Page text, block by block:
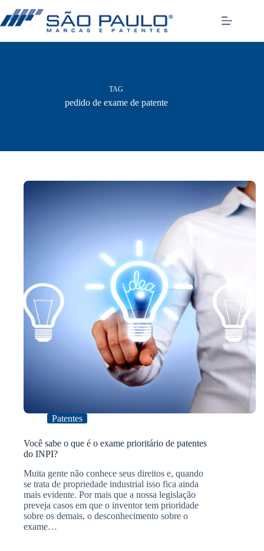
para
o
TAG
pedido de exame de patente
Patentes
Você sabe o que é o exame prioritário de patentes
do INPI?
Muita gente não conhece seus direitos e, quando
se trata de propriedade industrial isso fica ainda
mais evidente. Por mais que a nossa legislação
preveja casos em que o inventor tem prioridade
sobre os demais, o desconhecimento sobre o
exame…